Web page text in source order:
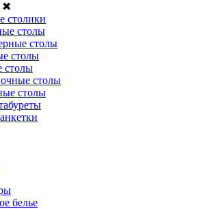
✖
столики
столы
столы
столы
столы
столы
столы
белье